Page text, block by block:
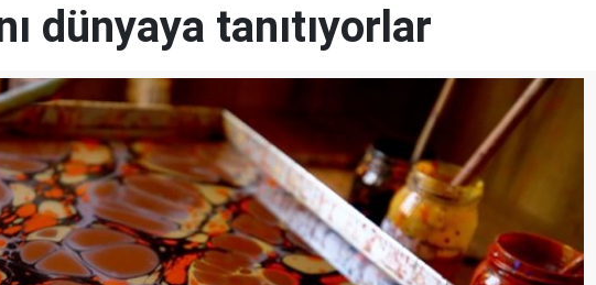
dünyaya tanıtıyorlar